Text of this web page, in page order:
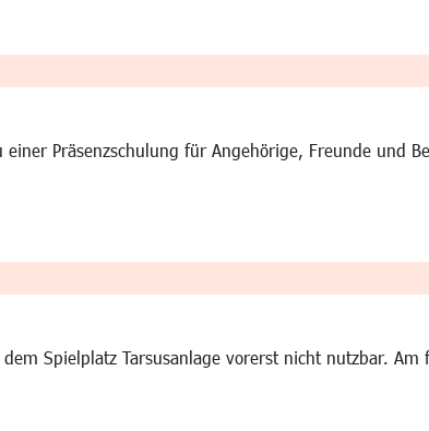
Präsenzschulung für Angehörige, Freunde und
Spielplatz Tarsusanlage vorerst nicht nutzbar. Am